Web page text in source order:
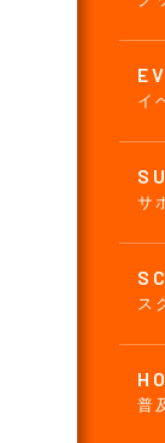
イ
サ
ス
普